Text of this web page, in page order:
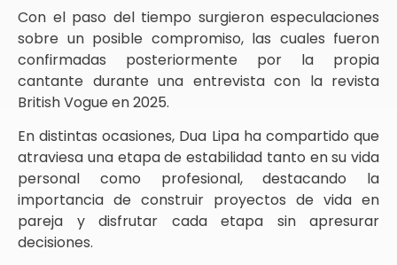
Con el paso del tiempo surgieron especulaciones
sobre un posible compromiso, las cuales fueron
confirmadas posteriormente por la propia
cantante durante una entrevista con la revista
British Vogue en 2025.
En distintas ocasiones, Dua Lipa ha compartido que
atraviesa una etapa de estabilidad tanto en su vida
personal como profesional, destacando la
importancia de construir proyectos de vida en
pareja y disfrutar cada etapa sin apresurar
decisiones.